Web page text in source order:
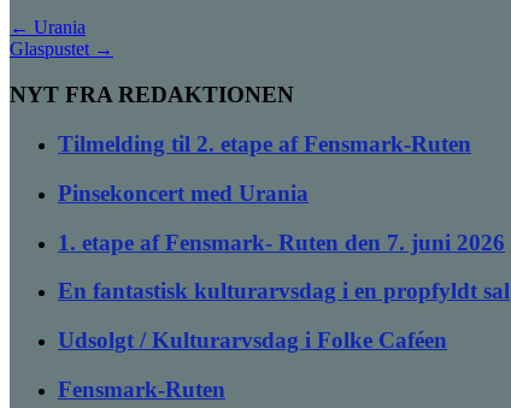
← Urania
Glaspustet →
NYT FRA REDAKTIONEN
Tilmelding til 2. etape af Fensmark-Ruten
Pinsekoncert med Urania
1. etape af Fensmark- Ruten den 7. juni 2026
En fantastisk kulturarvsdag i en propfyldt sal
Udsolgt / Kulturarvsdag i Folke Caféen
Fensmark-Ruten